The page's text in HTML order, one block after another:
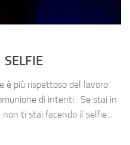
SELFIE
è più rispettoso del lavoro
di intenti. Se stai in
non ti stai facendo il selfie...